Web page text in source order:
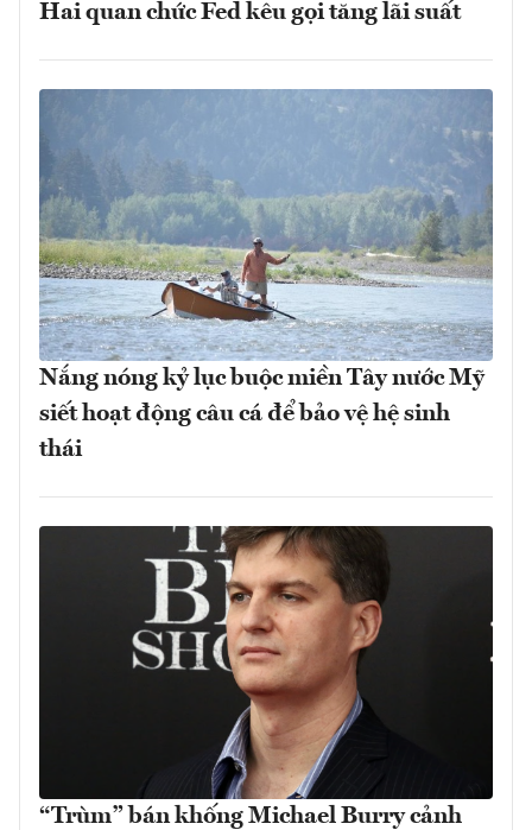
Hai quan chức Fed kêu gọi tăng lãi suất
Nắng nóng kỷ lục buộc miền Tây nước Mỹ
siết hoạt động câu cá để bảo vệ hệ sinh
thái
“Trùm” bán khống Michael Burry cảnh